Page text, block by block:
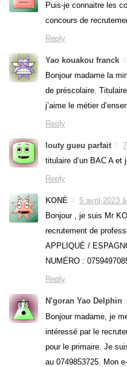
Puis-je connaitre les
concours de
Reply
Yao kouakou franck
Bonjour madame la
de préscolaire.
j’aime le métier
Reply
louty gueu parfait
titulaire d’un BAC A
Reply
KONÉ
5 avril 2023
Bonjour , je suis Mr
recrutement de
APPLIQUÉ /
NUMÉRO :
Reply
N'goran Yao Delphin
Bonjour madame, je
intéressé par le
pour le primaire. Je
au 0749853725. Mon